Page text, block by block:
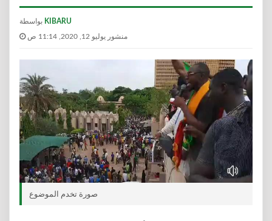
KIBARU
منشور يوليو 12, 2020, 11:14 ص
صورة تخدم الموضوع